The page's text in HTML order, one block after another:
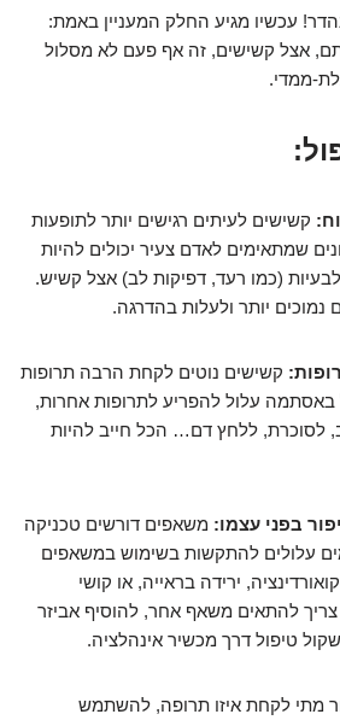
עכשיו מגיע החלק המעניין באמת:
אצל קשישים, זה אף פעם לא מסלול
ממדי.
קשישים לעיתים רגישים יותר לתופעות
שמתאימים לאדם צעיר יכולים להיות
לבעיות (כמו רעד, דפיקות לב) אצל קשיש.
נמוכים יותר ולעלות בהדרגה.
קשישים נוטים לקחת הרבה תרופות
באסתמה עלול להפריע לתרופות אחרות,
לסוכרת, ללחץ דם… הכל חייב להיות
בפני עצמו: משאפים דורשים טכניקה
עלולים להתקשות בשימוש במשאפים
ירידה בראייה, או קושי
להתאים משאף אחר, להוסיף אביזר
טיפול דרך מכשיר אינהלציה.
מתי לקחת איזו תרופה, להשתמש